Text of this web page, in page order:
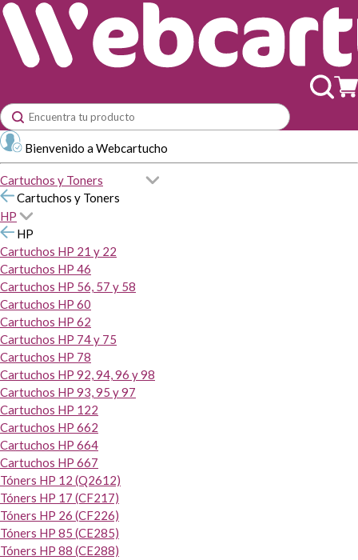
Bienvenido a Webcartucho
Cartuchos y Toners
Cartuchos y Toners
HP
HP
Cartuchos HP 21 y 22
Cartuchos HP 46
Cartuchos HP 56, 57 y 58
Cartuchos HP 60
Cartuchos HP 62
Cartuchos HP 74 y 75
Cartuchos HP 78
Cartuchos HP 92, 94, 96 y 98
Cartuchos HP 93, 95 y 97
Cartuchos HP 122
Cartuchos HP 662
Cartuchos HP 664
Cartuchos HP 667
Tóners HP 12 (Q2612)
Tóners HP 17 (CF217)
Tóners HP 26 (CF226)
Tóners HP 85 (CE285)
Tóners HP 88 (CE288)